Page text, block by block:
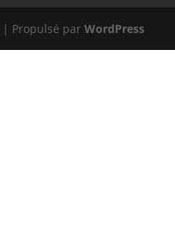
| Propulsé parWordPress